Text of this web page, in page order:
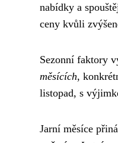
nabídky a
ceny kvůli
Sezonní faktory
měsících,
listopad, s
Jarní měsíce